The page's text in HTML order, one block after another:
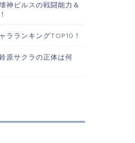
神ビルスの戦闘能力＆
ラランキングTOP10！
原サクラの正体は何